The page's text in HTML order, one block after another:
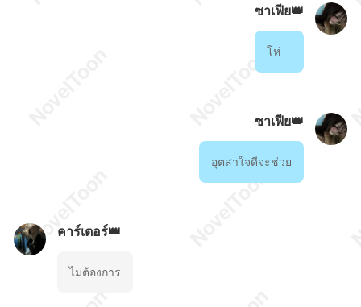
ซาเฟีย👑
โห่
ซาเฟีย👑
อุตสาใจดีจะช่วย
คาร์เตอร์👑
ไม่ต้องการ